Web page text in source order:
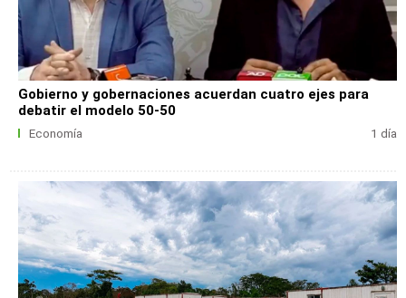
Gobierno y gobernaciones acuerdan cuatro ejes para
debatir el modelo 50-50
Economía 1 día